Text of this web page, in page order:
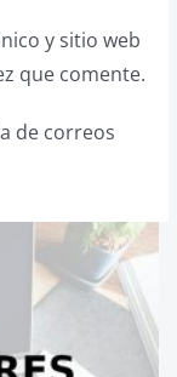
y sitio web
que comente.
de correos